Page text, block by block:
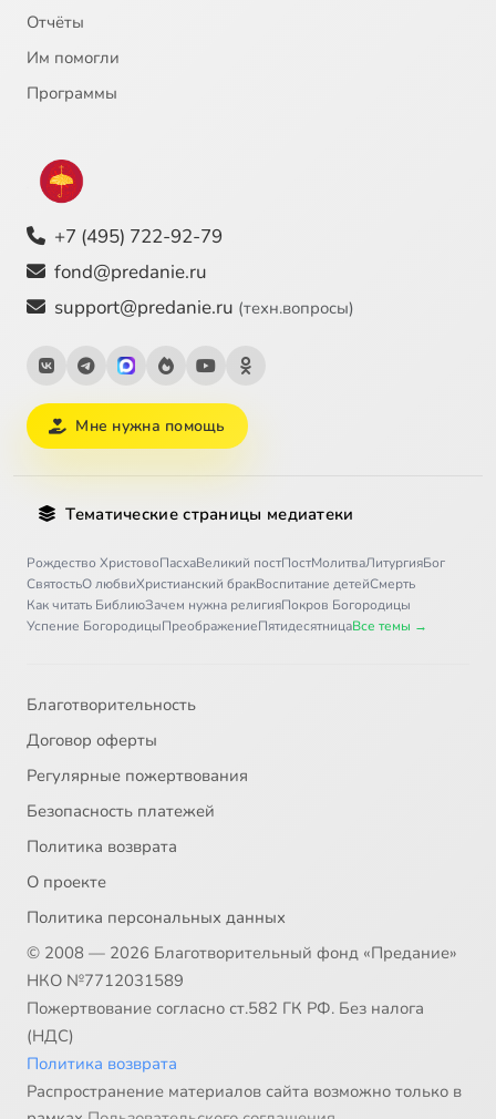
Отчёты
Им помогли
Программы
+7 (495) 722-92-79
fond@predanie.ru
support@predanie.ru (техн.вопросы)
Мне нужна помощь
Тематические страницы медиатеки
Рождество ХристовоПасхаВеликий постПостМолитваЛитургияБог
СвятостьО любвиХристианский бракВоспитание детейСмерть
Как читать БиблиюЗачем нужна религияПокров Богородицы
Успение БогородицыПреображениеПятидесятницаВсе темы →
Благотворительность
Договор оферты
Регулярные пожертвования
Безопасность платежей
Политика возврата
О проекте
Политика персональных данных
© 2008 — 2026 Благотворительный фонд «Предание»
НКО №7712031589
Пожертвование согласно ст.582 ГК РФ. Без налога
(НДС)
Политика возврата
Распространение материалов сайта возможно только в